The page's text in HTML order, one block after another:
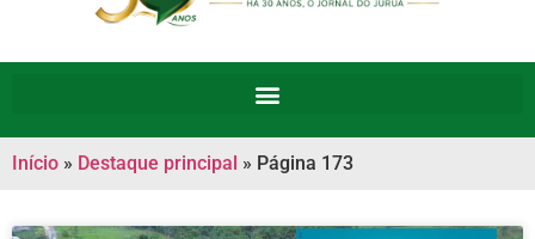
Início » Destaque principal » Página 173